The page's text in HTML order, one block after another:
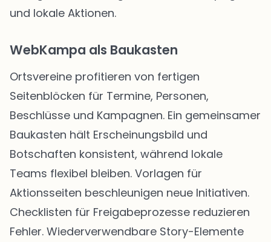
und lokale Aktionen.
WebKampa als Baukasten
Ortsvereine profitieren von fertigen
Seitenblöcken für Termine, Personen,
Beschlüsse und Kampagnen. Ein gemeinsamer
Baukasten hält Erscheinungsbild und
Botschaften konsistent, während lokale
Teams flexibel bleiben. Vorlagen für
Aktionsseiten beschleunigen neue Initiativen.
Checklisten für Freigabeprozesse reduzieren
Fehler. Wiederverwendbare Story-Elemente